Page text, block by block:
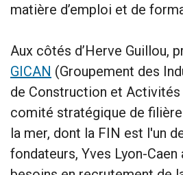
matière d’emploi et de
Aux côtés d’Herve Guillou,
GICAN (Groupement des
de Construction et Activités
comité stratégique de
la mer, dont la FIN est l'un
fondateurs, Yves Lyon-Caen